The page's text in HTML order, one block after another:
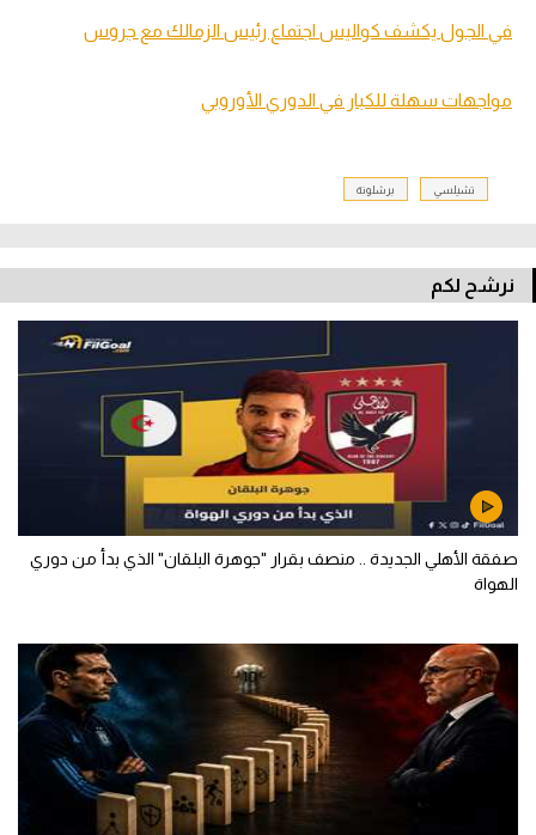
في الجول يكشف كواليس اجتماع رئيس الزمالك مع جروس
مواجهات سهلة للكبار في الدوري الأوروبي
تشيلسي برشلونة
نرشح لكم
صفقة الأهلي الجديدة .. منصف بقرار "جوهرة البلقان" الذي بدأ من دوري
الهواة